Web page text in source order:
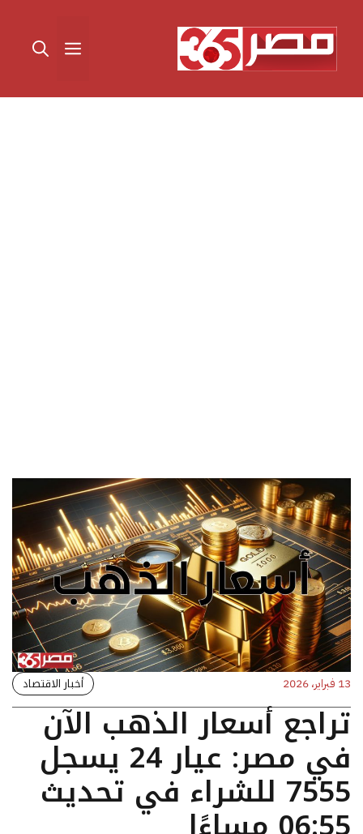
المحتوى القائمة
13 فبراير، 2026 أخبار الاقتصاد
تراجع أسعار الذهب الآن
في مصر: عيار 24 يسجل
7555 للشراء في تحديث